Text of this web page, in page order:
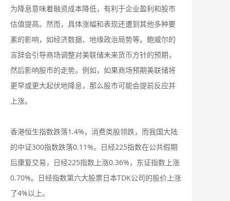
为降息意味着融资成本降低，有利于企业盈利和股市
估值提高。然而，具体涨幅和表现还遭到其他多种要
素的影响，如经济数据、地缘政治局势等。鲍威尔的
言辞会引导商场调整对美联储未来货币方针的预期，
然后影响股市的走势。例如，如果商场预期美联储将
更早或更大起伏地降息，那么股市可能会提前反应并
上涨。
香港恒生指数跌落1.4%，消费类股领跌，而我国大陆
的中证300指数跌落0.11%。日经225指数在公共假期
后康复交易，日经225指数上涨0.36%，东证指数上涨
0.70%。日经指数第六大股票日本TDK公司的股价上涨
了4%以上。